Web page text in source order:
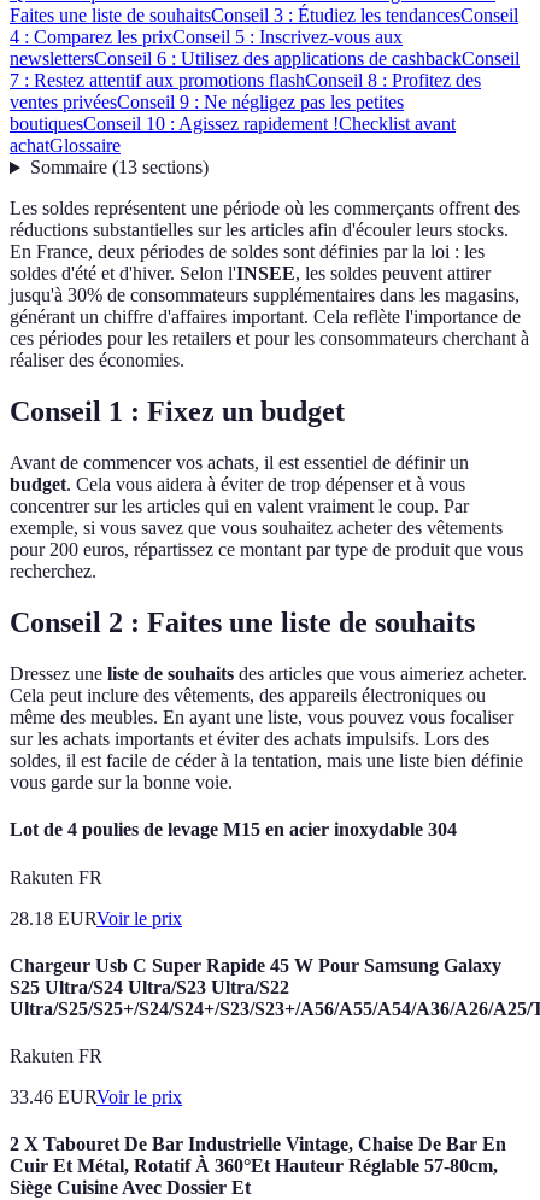
Faites une liste de souhaitsConseil 3 : Étudiez les tendancesConseil
4 : Comparez les prixConseil 5 : Inscrivez-vous aux
newslettersConseil 6 : Utilisez des applications de cashbackConseil
7 : Restez attentif aux promotions flashConseil 8 : Profitez des
ventes privéesConseil 9 : Ne négligez pas les petites
boutiquesConseil 10 : Agissez rapidement !Checklist avant
achatGlossaire
Sommaire(13 sections)
Les soldes représentent une période où les commerçants offrent des
réductions substantielles sur les articles afin d'écouler leurs stocks.
En France, deux périodes de soldes sont définies par la loi : les
soldes d'été et d'hiver. Selon l'INSEE, les soldes peuvent attirer
jusqu'à 30% de consommateurs supplémentaires dans les magasins,
générant un chiffre d'affaires important. Cela reflète l'importance de
ces périodes pour les retailers et pour les consommateurs cherchant à
réaliser des économies.
Conseil 1 : Fixez un budget
Avant de commencer vos achats, il est essentiel de définir un
budget. Cela vous aidera à éviter de trop dépenser et à vous
concentrer sur les articles qui en valent vraiment le coup. Par
exemple, si vous savez que vous souhaitez acheter des vêtements
pour 200 euros, répartissez ce montant par type de produit que vous
recherchez.
Conseil 2 : Faites une liste de souhaits
Dressez une liste de souhaits des articles que vous aimeriez acheter.
Cela peut inclure des vêtements, des appareils électroniques ou
même des meubles. En ayant une liste, vous pouvez vous focaliser
sur les achats importants et éviter des achats impulsifs. Lors des
soldes, il est facile de céder à la tentation, mais une liste bien définie
vous garde sur la bonne voie.
Lot de 4 poulies de levage M15 en acier inoxydable 304
Rakuten FR
28.18 EURVoir le prix
Chargeur Usb C Super Rapide 45 W Pour Samsung Galaxy
S25 Ultra/S24 Ultra/S23 Ultra/S22
Ultra/S25/S25+/S24/S24+/S23/S23+/A56/A55/A54/A36/A26/A25/
Rakuten FR
33.46 EURVoir le prix
2 X Tabouret De Bar Industrielle Vintage, Chaise De Bar En
Cuir Et Métal, Rotatif À 360°Et Hauteur Réglable 57-80cm,
Siège Cuisine Avec Dossier Et